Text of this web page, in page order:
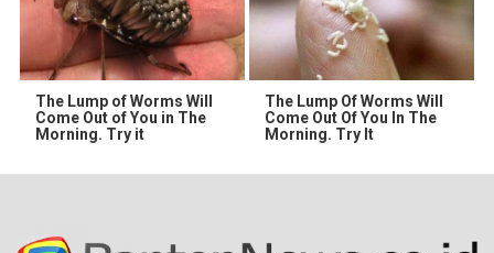
The Lump of Worms Will
Come Out of You in The
Morning. Try it
The Lump Of Worms Will
Come Out Of You In The
Morning. Try It